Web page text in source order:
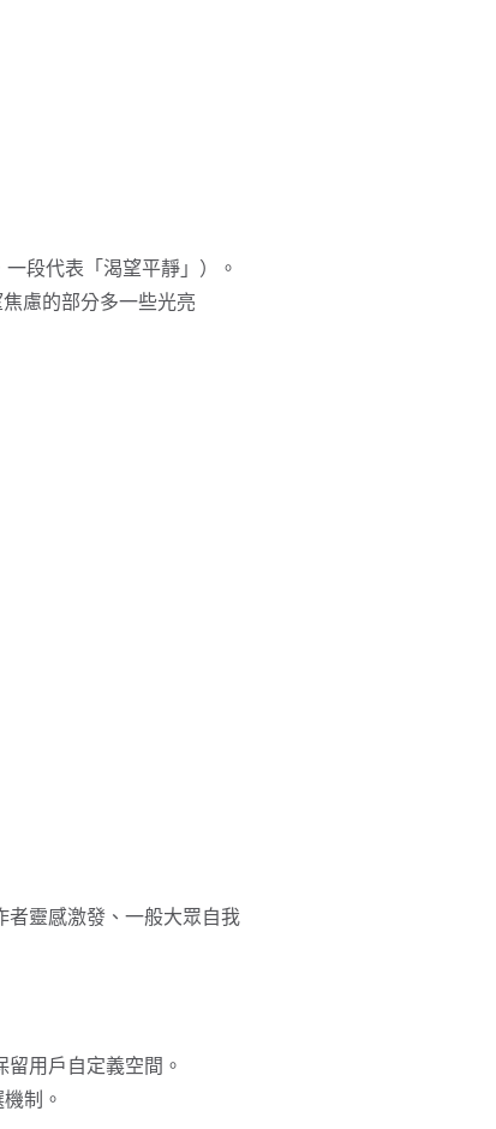
受。
，並逐步走向更完整的
納取代抗拒，讓潛意識成
段代表「渴望平靜」）。
慮的部分多一些光亮
靈感激發、一般大眾自我
用戶自定義空間。
制。